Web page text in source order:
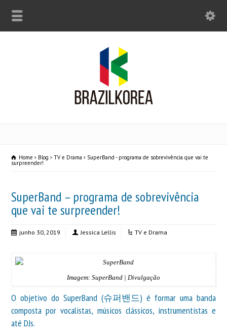
Home Blog TV e Drama SuperBand - programa de sobrevivência que vai te
surpreender!
SuperBand – programa de sobrevivência
que vai te surpreender!
junho 30, 2019 Jessica Lellis TV e Drama
Imagem: SuperBand | Divulgação
O objetivo do SuperBand (슈퍼밴드) é formar uma banda
composta por vocalistas, músicos clássicos, instrumentistas e
até DJs.